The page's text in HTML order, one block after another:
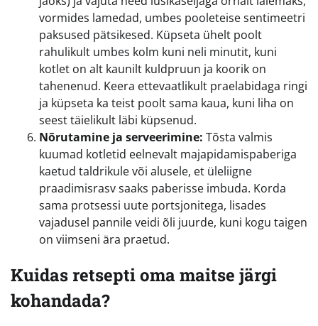
vormides lamedad, umbes pooleteise sentimeetri
paksused pätsikesed. Küpseta ühelt poolt
rahulikult umbes kolm kuni neli minutit, kuni
kotlet on alt kaunilt kuldpruun ja koorik on
tahenenud. Keera ettevaatlikult praelabidaga ringi
ja küpseta ka teist poolt sama kaua, kuni liha on
seest täielikult läbi küpsenud.
Nõrutamine ja serveerimine: Tõsta valmis
kuumad kotletid eelnevalt majapidamispaberiga
kaetud taldrikule või alusele, et üleliigne
praadimisrasv saaks paberisse imbuda. Korda
sama protsessi uute portsjonitega, lisades
vajadusel pannile veidi õli juurde, kuni kogu taigen
on viimseni ära praetud.
Kuidas retsepti oma maitse järgi
kohandada?